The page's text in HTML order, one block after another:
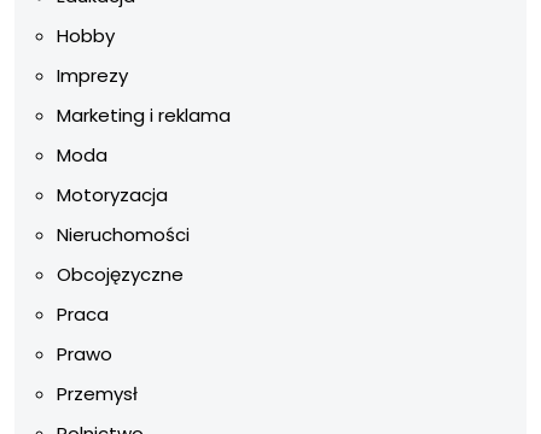
Hobby
Imprezy
Marketing i reklama
Moda
Motoryzacja
Nieruchomości
Obcojęzyczne
Praca
Prawo
Przemysł